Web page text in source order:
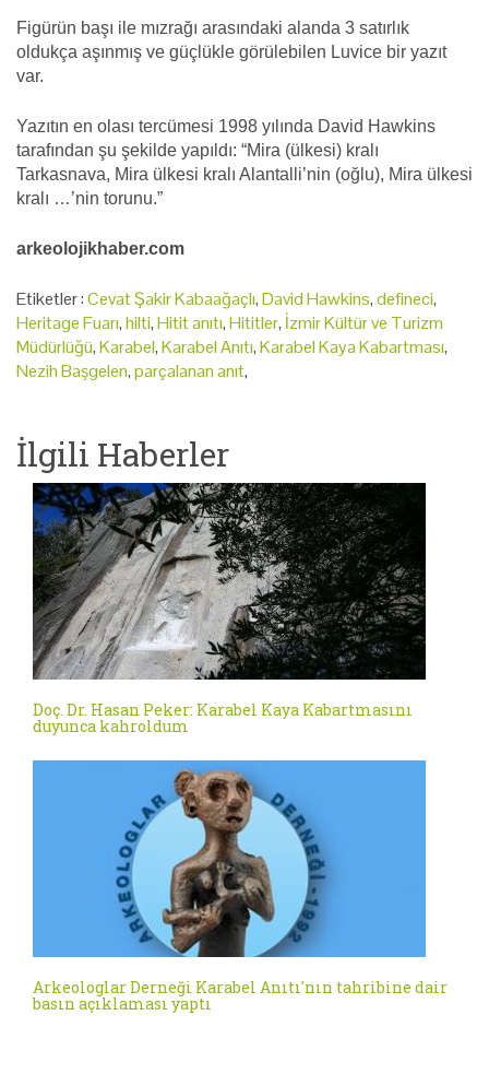
Figürün başı ile mızrağı arasındaki alanda 3 satırlık
oldukça aşınmış ve güçlükle görülebilen Luvice bir yazıt
var.
Yazıtın en olası tercümesi 1998 yılında David Hawkins
tarafından şu şekilde yapıldı: “Mira (ülkesi) kralı
Tarkasnava, Mira ülkesi kralı Alantalli’nin (oğlu), Mira ülkesi
kralı …’nin torunu.”
arkeolojikhaber.com
Etiketler :Cevat Şakir Kabaağaçlı,David Hawkins,defineci,
Heritage Fuarı,hilti,Hitit anıtı,Hititler, İzmir Kültür ve Turizm
Müdürlüğü,Karabel,Karabel Anıtı,Karabel Kaya Kabartması,
Nezih Başgelen,parçalanan anıt,
İlgili Haberler
Doç. Dr. Hasan Peker: Karabel Kaya Kabartmasını
duyunca kahroldum
Arkeologlar Derneği Karabel Anıtı'nın tahribine dair
basın açıklaması yaptı